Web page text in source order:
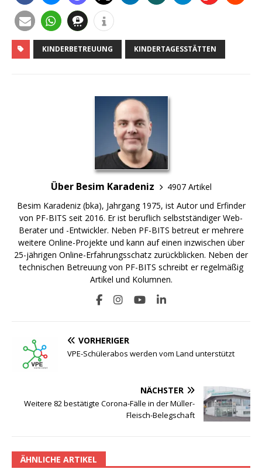
KINDERBETREUUNG KINDERTAGESSTÄTTEN
Über Besim Karadeniz
4907 Artikel
Besim Karadeniz (bka), Jahrgang 1975, ist Autor und Erfinder
von PF-BITS seit 2016. Er ist beruflich selbstständiger Web-
Berater und -Entwickler. Neben PF-BITS betreut er mehrere
weitere Online-Projekte und kann auf einen inzwischen über
25-jährigen Online-Erfahrungsschatz zurückblicken. Neben der
technischen Betreuung von PF-BITS schreibt er regelmäßig
Artikel und Kolumnen.
VORHERIGER
VPE-Schülerabos werden vom Land unterstützt
NÄCHSTER
Weitere 82 bestätigte Corona-Fälle in der Müller-
Fleisch-Belegschaft
ÄHNLICHE ARTIKEL